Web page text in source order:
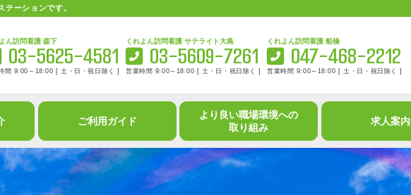
テーションです。
くれよん訪問看護 森下
03-5625-4581
くれよん訪問看護 サテライト大島
03-5609-7261
ご利用ガイド
より良い職場環境への
取り組み
求人案内